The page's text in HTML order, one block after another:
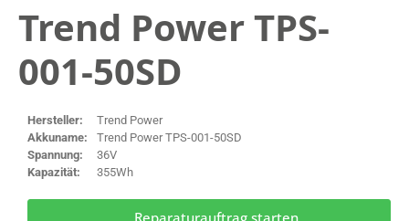
Trend Power TPS-
001-50SD
Hersteller:
Trend Power
Akkuname:
Trend Power TPS-001-50SD
Spannung:
36V
Kapazität:
355Wh
Reparaturauftrag starten